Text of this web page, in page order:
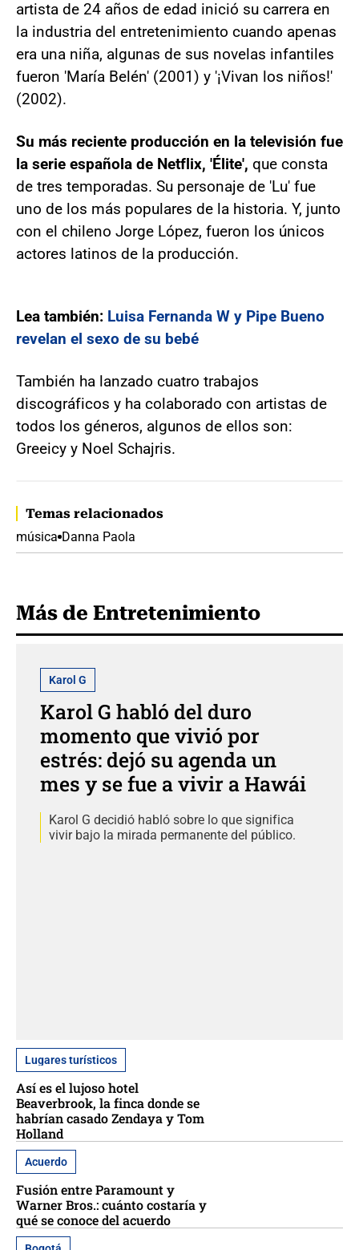
artista de 24 años de edad inició su carrera en
la industria del entretenimiento cuando apenas
era una niña, algunas de sus novelas infantiles
fueron 'María Belén' (2001) y '¡Vivan los niños!'
(2002).
Su más reciente producción en la televisión fue
la serie española de Netflix, 'Élite', que consta
de tres temporadas. Su personaje de 'Lu' fue
uno de los más populares de la historia. Y, junto
con el chileno Jorge López, fueron los únicos
actores latinos de la producción.
Lea también: Luisa Fernanda W y Pipe Bueno
revelan el sexo de su bebé
También ha lanzado cuatro trabajos
discográficos y ha colaborado con artistas de
todos los géneros, algunos de ellos son:
Greeicy y Noel Schajris.
Temas relacionados
música Danna Paola
Más de Entretenimiento
Karol G
Karol G habló del duro
momento que vivió por
estrés: dejó su agenda un
mes y se fue a vivir a Hawái
Karol G decidió habló sobre lo que significa
vivir bajo la mirada permanente del público.
Lugares turísticos
Así es el lujoso hotel
Beaverbrook, la finca donde se
habrían casado Zendaya y Tom
Holland
Acuerdo
Fusión entre Paramount y
Warner Bros.: cuánto costaría y
qué se conoce del acuerdo